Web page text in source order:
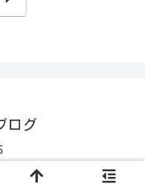
ログ
ブログ.